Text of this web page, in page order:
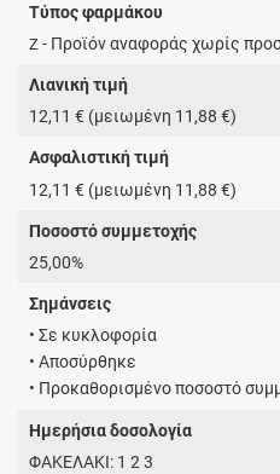
Τύπος φαρμάκου
Z - Προϊόν αναφοράς χωρίς
Λιανική τιμή
12,11 € (μειωμένη 11,88 €)
Ασφαλιστική τιμή
12,11 € (μειωμένη 11,88 €)
Ποσοστό συμμετοχής
25,00%
Σημάνσεις
• Σε κυκλοφορία
• Αποσύρθηκε
• Προκαθορισμένο ποσοστό
Ημερήσια δοσολογία
ΦΑΚΕΛΑΚΙ: 1 2 3